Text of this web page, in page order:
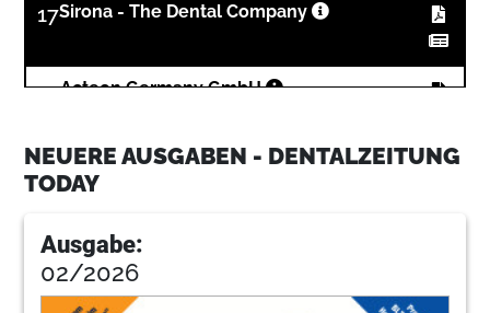
17Sirona - The Dental Company
19Acteon Germany GmbH
21GC Germany GmbH
25Belmont Takara Company Europe GmbH
NEUERE AUSGABEN - DENTALZEITUNG
TODAY
Ausgabe:
02/2026